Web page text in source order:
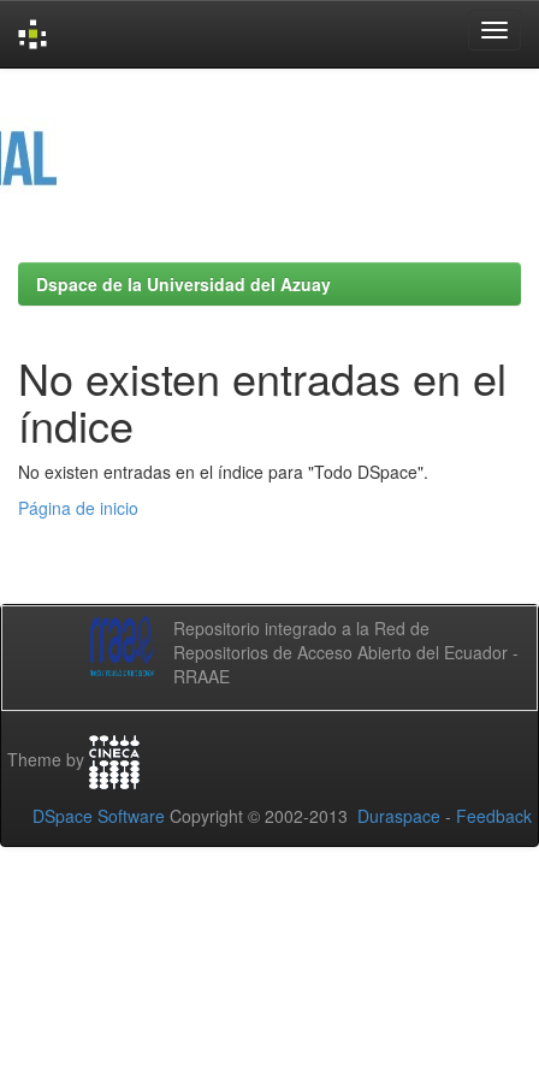
Dspace de la Universidad del Azuay
No existen entradas en el
índice
No existen entradas en el índice para "Todo DSpace".
Página de inicio
Repositorio integrado a la Red de
Repositorios de Acceso Abierto del Ecuador -
RRAAE
Theme by
DSpace Software Copyright © 2002-2013 Duraspace - Feedback